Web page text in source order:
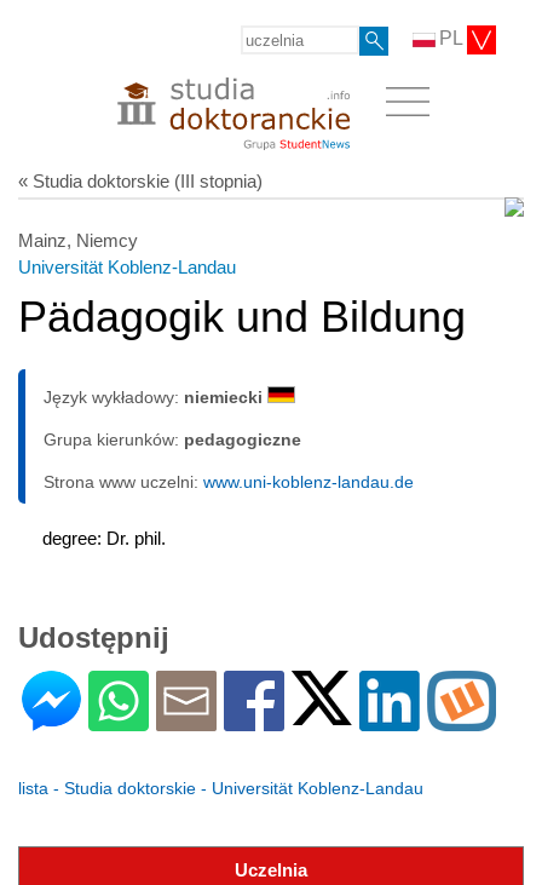
PL
« Studia doktorskie (III stopnia)
Mainz, Niemcy
Universität Koblenz-Landau
Pädagogik und Bildung
Język wykładowy: niemiecki
Grupa kierunków: pedagogiczne
Strona www uczelni: www.uni-koblenz-landau.de
degree: Dr. phil.
Udostępnij
lista - Studia doktorskie - Universität Koblenz-Landau
Uczelnia